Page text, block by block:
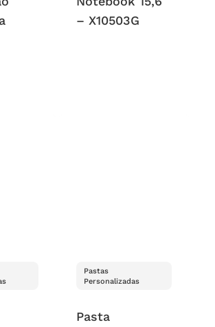
– X10503G
Pastas
Personalizadas
Pasta